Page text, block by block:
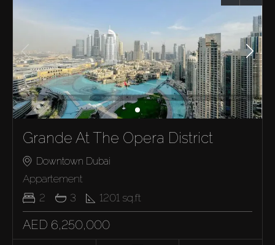
Grande At The Opera District
Downtown Dubai
Appartement
2
3 1201 sq.ft
AED 6,250,000